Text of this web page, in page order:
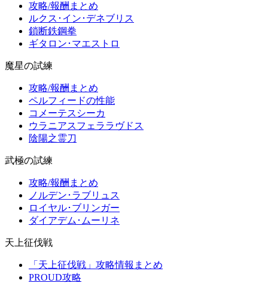
攻略/報酬まとめ
ルクス･イン･デネブリス
鎖断鉄鋼拳
ギタロン･マエストロ
魔星の試練
攻略/報酬まとめ
ペルフィードの性能
コメーテスシーカ
ウラニアスフェララヴドス
陰陽之霊刀
武極の試練
攻略/報酬まとめ
ノルデン･ラブリュス
ロイヤル･ブリンガー
ダイアデム･ムーリネ
天上征伐戦
「天上征伐戦」攻略情報まとめ
PROUD攻略